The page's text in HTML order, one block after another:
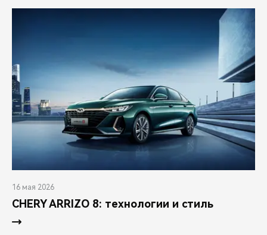
16 мая 2026
CHERY ARRIZO 8: технологии и стиль